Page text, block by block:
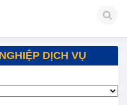
DỊCH VỤ